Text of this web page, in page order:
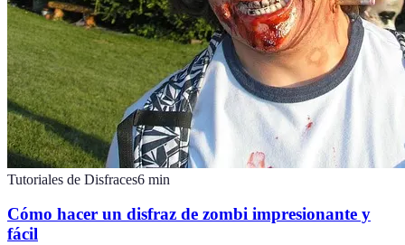
Tutoriales de Disfraces6 min
Cómo hacer un disfraz de zombi impresionante y
fácil